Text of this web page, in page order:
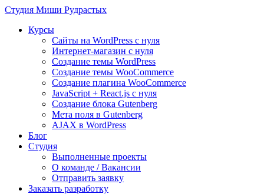
Студия Миши Рудрастых
Курсы
Сайты на WordPress с нуля
Интернет-магазин с нуля
Создание темы WordPress
Создание темы WooCommerce
Создание плагина WooCommerce
JavaScript + React.js с нуля
Создание блока Gutenberg
Мета поля в Gutenberg
AJAX в WordPress
Блог
Студия
Выполненные проекты
О команде / Вакансии
Отправить заявку
Заказать разработку